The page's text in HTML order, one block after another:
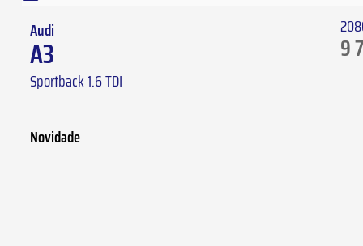
Audi
A3
Sportback 1.6 TDI
9
Novidade